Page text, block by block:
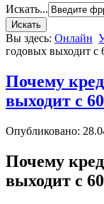
Искать...
Вы здесь: Онлайн
годовых выходит с
Почему
выходит с
Опубликовано:
Почему
выходит с